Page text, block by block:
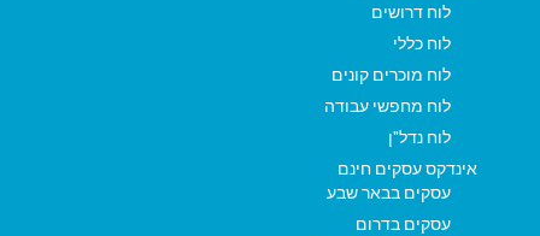
לוח דרושים
לוח כללי
לוח מוכרים קונים
לוח מחפשי עבודה
לוח נדל"ן
אינדקס עסקים חינם
עסקים בבאר שבע
עסקים בדרום